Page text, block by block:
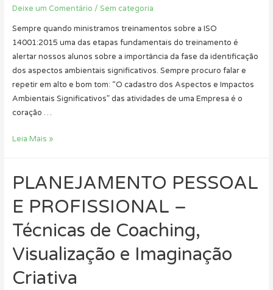
Deixe um Comentário / Sem categoria
Sempre quando ministramos treinamentos sobre a ISO
14001:2015 uma das etapas fundamentais do treinamento é
alertar nossos alunos sobre a importância da fase da identificação
dos aspectos ambientais significativos. Sempre procuro falar e
repetir em alto e bom tom: “O cadastro dos Aspectos e Impactos
Ambientais Significativos” das atividades de uma Empresa é o
coração …
Qual
de
Sistema
de
Gestão
Ambiental?
Leia Mais »
PLANEJAMENTO PESSOAL
E PROFISSIONAL –
Técnicas de Coaching,
Visualização e Imaginação
Criativa